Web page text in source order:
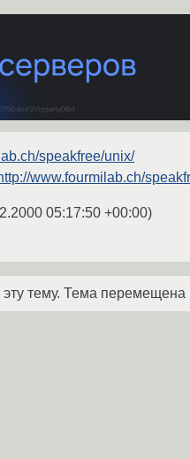
speakfree/unix/
www.fourmilab.ch/
05:17:50 +00:00)
тему. Тема перемещена